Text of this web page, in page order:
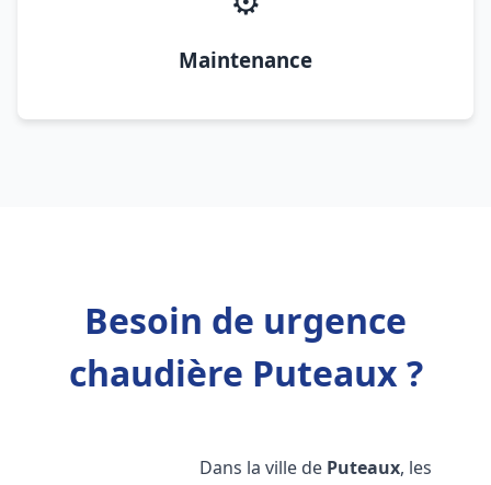
Maintenance
Besoin de urgence
chaudière Puteaux ?
Dans la ville de Puteaux, les